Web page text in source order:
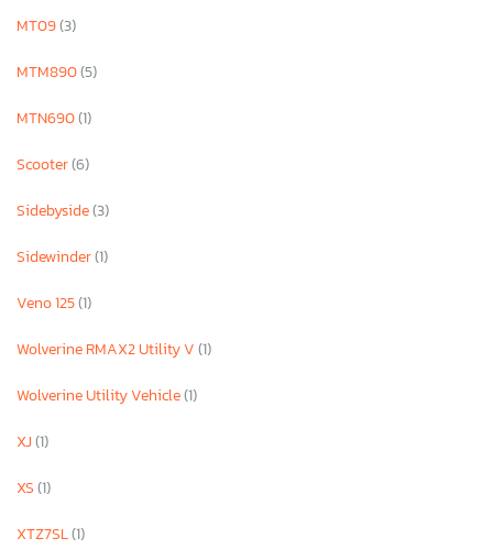
MT09(3)
MTM890(5)
MTN690(1)
Scooter(6)
Sidebyside(3)
Sidewinder(1)
Veno 125(1)
Wolverine RMAX2 Utility V(1)
Wolverine Utility Vehicle(1)
XJ(1)
XS(1)
XTZ7SL(1)